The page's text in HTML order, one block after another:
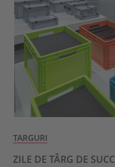
TARGURI
ZILE DE TÂRG DE